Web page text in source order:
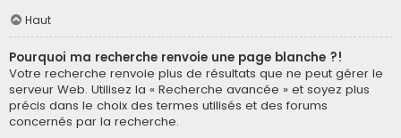
Haut
Pourquoi ma recherche renvoie une page blanche ?!
Votre recherche renvoie plus de résultats que ne peut gérer le
serveur Web. Utilisez la « Recherche avancée » et soyez plus
précis dans le choix des termes utilisés et des forums
concernés par la recherche.